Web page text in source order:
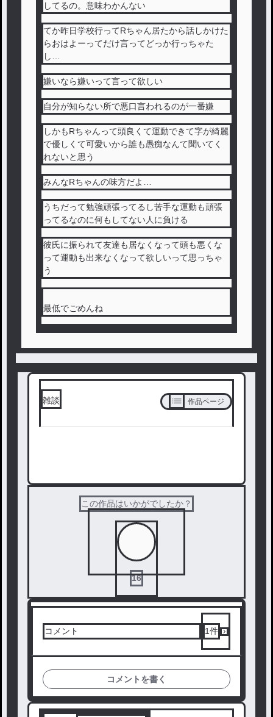
してるの。意味わかんない
てか昨日学校行ってRちゃん居たから話しかけた
らおはよーってだけ言ってどっか行っちゃた
し…
嫌いなら嫌いって言って欲しい
自分が知らない所で悪口言われるのが一番嫌
しかもRちゃんって頭良くて運動できて字が綺麗
で優しくて可愛いから誰も愚痴なんて聞いてく
れないと思う
みんなRちゃんの味方だよ…
うちだって勉強頑張ってるし苦手な運動も頑張
ってるなのに何もしてない人に負ける
彼氏に振られて友達も居なくなって頭も悪くな
って運動も出来なくなって欲しいって思っちゃ
う
最低でごめんね
雑談 作品ページ
この作品はいかがでしたか？
16
コメント 1件
コメントを書く